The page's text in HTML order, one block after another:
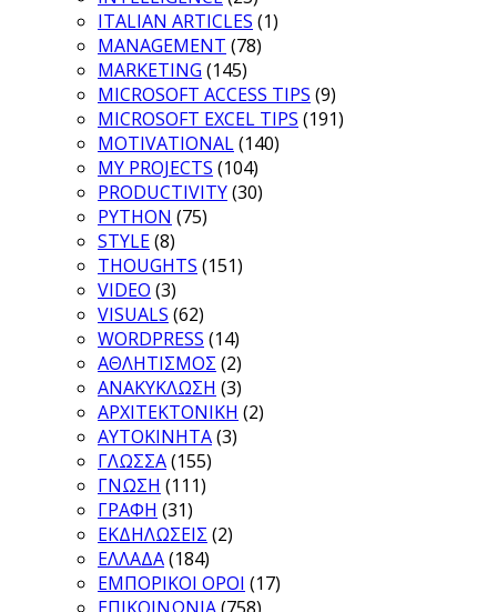
ITALIAN ARTICLES (1)
MANAGEMENT (78)
MARKETING (145)
MICROSOFT ACCESS TIPS (9)
MICROSOFT EXCEL TIPS (191)
MOTIVATIONAL(140)
MY PROJECTS (104)
PRODUCTIVITY(30)
PYTHON (75)
STYLE(8)
THOUGHTS (151)
VIDEO (3)
VISUALS (62)
WORDPRESS (14)
ΑΘΛΗΤΙΣΜΟΣ (2)
ΑΝΑΚΥΚΛΩΣΗ (3)
ΑΡΧΙΤΕΚΤΟΝΙΚΗ (2)
ΑΥΤΟΚΙΝΗΤΑ(3)
ΓΛΩΣΣΑ(155)
ΓΝΩΣΗ (111)
ΓΡΑΦΗ (31)
ΕΚΔΗΛΩΣΕΙΣ (2)
ΕΛΛΑΔΑ(184)
ΕΜΠΟΡΙΚΟΙ ΟΡΟΙ (17)